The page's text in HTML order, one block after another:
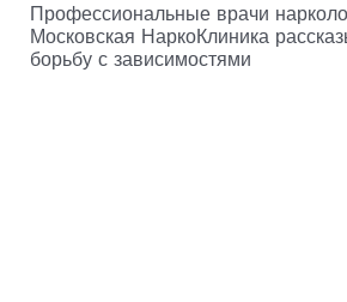
Профессиональные врачи
Московская НаркоКлиника
борьбу с зависимостями